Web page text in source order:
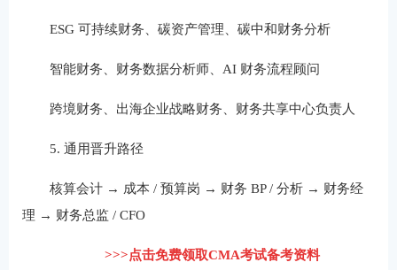
ESG 可持续财务、碳资产管理、碳中和财务分析
智能财务、财务数据分析师、AI 财务流程顾问
跨境财务、出海企业战略财务、财务共享中心负责人
5. 通用晋升路径
核算会计 → 成本 / 预算岗 → 财务 BP / 分析 → 财务经
理 → 财务总监 / CFO
>>>点击免费领取CMA考试备考资料